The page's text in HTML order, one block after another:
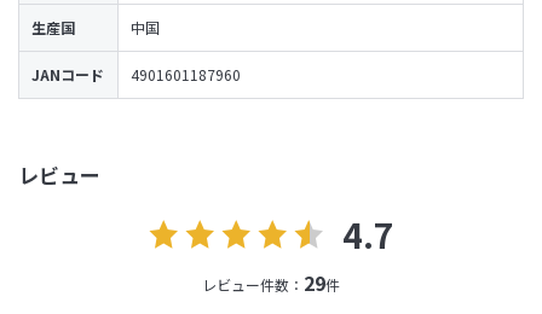
レビュー
4.7
レビュー件数： 29件
生産国 中国
JANコード 4901601187960